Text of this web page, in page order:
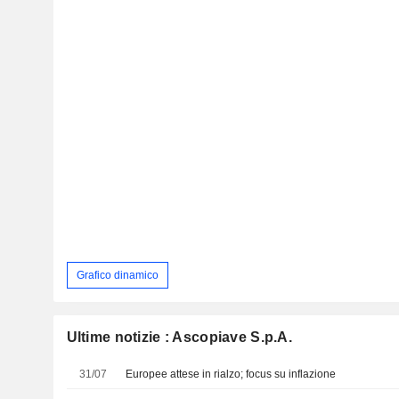
Grafico dinamico
Ultime notizie : Ascopiave S.p.A.
31/07 Europee attese in rialzo; focus su inflazione